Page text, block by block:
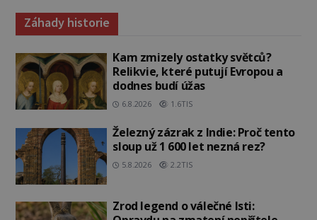
Záhady historie
Kam zmizely ostatky světců?
Relikvie, které putují Evropou a
dodnes budí úžas
6.8.2026 1.6TIS
Železný zázrak z Indie: Proč tento
sloup už 1 600 let nezná rez?
5.8.2026 2.2TIS
Zrod legend o válečné lsti: